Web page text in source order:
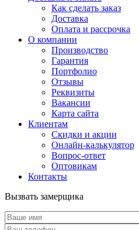
Как сделать заказ
Доставка
Оплата и рассрочка
О компании
Производство
Гарантия
Портфолио
Отзывы
Реквизиты
Вакансии
Карта сайта
Клиентам
Скидки и акции
Онлайн-калькулятор
Вопрос-ответ
Оптовикам
Контакты
Вызвать замерщика